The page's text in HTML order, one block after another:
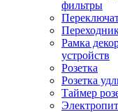
фильтры
Рамка
устройств
Розетка
Розетка
Таймер